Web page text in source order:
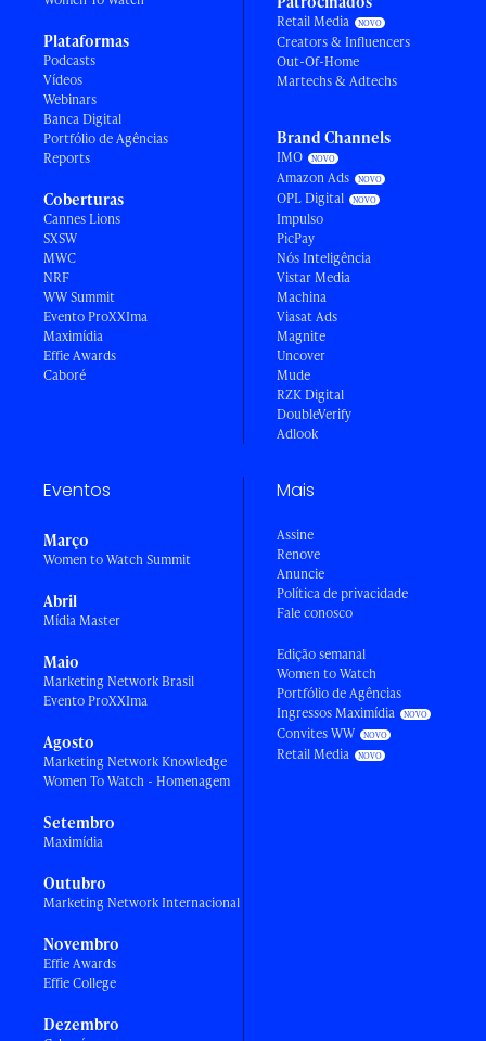
Plataformas
Podcasts
Vídeos
Webinars
Banca Digital
Portfólio de Agências
Reports
Coberturas
Cannes Lions
SXSW
MWC
NRF
WW Summit
Evento ProXXIma
Maximídia
Effie Awards
Caboré
Retail Media
Creators & Influencers
Out-Of-Home
Martechs & Adtechs
Brand Channels
IMO
Amazon Ads
OPL Digital
Impulso
PicPay
Nós Inteligência
Vistar Media
Machina
Viasat Ads
Magnite
Uncover
Mude
RZK Digital
DoubleVerify
Adlook
Eventos
Março
Women to Watch Summit
Abril
Mídia Master
Maio
Marketing Network Brasil
Evento ProXXIma
Agosto
Marketing Network Knowledge
Women To Watch - Homenagem
Setembro
Maximídia
Outubro
Marketing Network Internacional
Novembro
Effie Awards
Effie College
Dezembro
Mais
Assine
Renove
Anuncie
Política de privacidade
Fale conosco
Edição semanal
Women to Watch
Portfólio de Agências
Ingressos Maximídia
Convites WW
Retail Media